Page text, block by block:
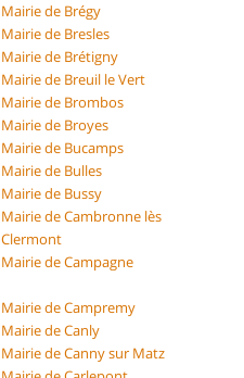
Mairie de Brégy
Mairie de Bresles
Mairie de Brétigny
Mairie de Breuil le Vert
Mairie de Brombos
Mairie de Broyes
Mairie de Bucamps
Mairie de Bulles
Mairie de Bussy
Mairie de Cambronne lès
Clermont
Mairie de Campagne
Mairie de Campremy
Mairie de Canly
Mairie de Canny sur Matz